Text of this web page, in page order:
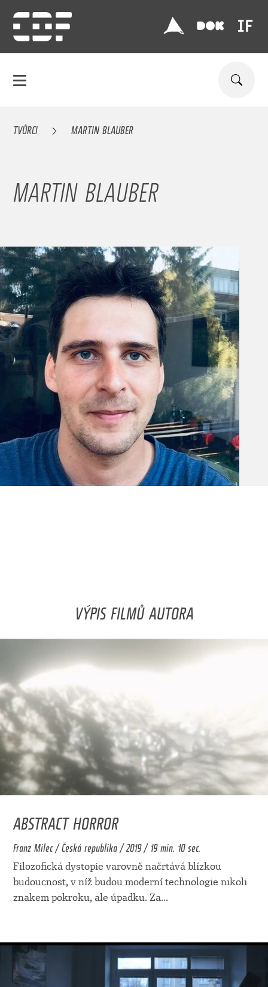
TVŮRCI MARTIN BLAUBER
MARTIN BLAUBER
VÝPIS FILMŮ AUTORA
ABSTRACT HORROR
Franz Milec / Česká republika / 2019 / 19 min. 10 sec.
Filozofická dystopie varovně načrtává blízkou
budoucnost, v níž budou moderní technologie nikoli
znakem pokroku, ale úpadku. Za...